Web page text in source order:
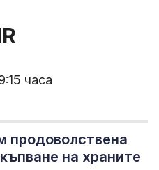
часа
продоволствена
на храните